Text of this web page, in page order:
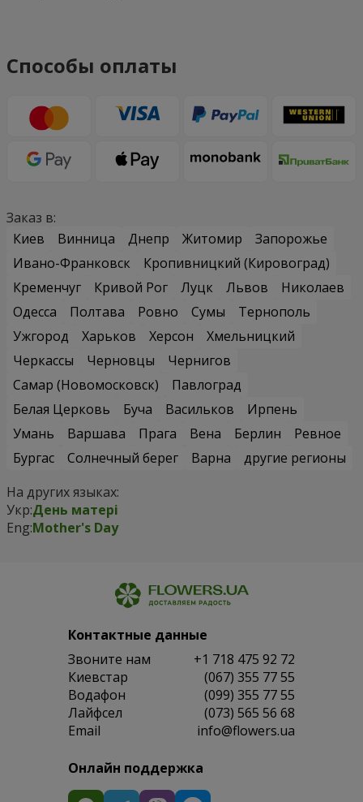
Способы оплаты
Заказ в:
Киев
Винница Днепр Житомир
Запорожье
Ивано-Франковск
Кропивницкий (Кировоград)
Кременчуг
Кривой Рог Луцк Львов
Николаев
Одесса
Полтава Ровно Сумы
Тернополь
Ужгород
Харьков Херсон
Хмельницкий
Черкассы
Черновцы
Чернигов
Самар (Новомосковск)
Павлоград
Белая Церковь
Буча Васильков
Ирпень
Умань
Варшава Прага Вена Берлин
Ревное
Бургас
Солнечный берег Варна
другие регионы
На других языках:
Укр:День матері
Eng:Mother's Day
Контактные данные
Звоните нам
+1 718 475 92 72
Киевстар
(067) 355 77 55
Водафон
(099) 355 77 55
Лайфсел
(073) 565 56 68
Email
info@flowers.ua
Онлайн поддержка